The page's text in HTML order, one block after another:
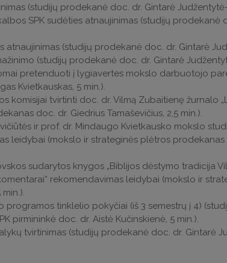
(studijų prodekanė doc. dr. Gintarė
SPK sudėties atnaujinimas (studijų prodekanė
atnaujinimas (studijų prodekanė doc. dr. Gintarė
(studijų prodekanė doc. dr. Gintarė
pretenduoti į lygiavertes mokslo darbuotojo
Kvietkauskas, 5 min.).
komisijai tvirtinti doc. dr. Vilmą Zubaitienę žurnalo
doc. dr. Giedrius Tamaševičius, 2,5 min.).
ir prof. dr. Mindaugo Kvietkausko mokslo
leidybai (mokslo ir strateginės plėtros prodekanas
sudarytos knygos „Biblijos dėstymo tradicija
rekomendavimas leidybai (mokslo ir
programos tinklelio pokyčiai (iš 3 semestrų į 4)
pirmininkė doc. dr. Aistė Kučinskienė, 5 min.).
tvirtinimas (studijų prodekanė doc. dr. Gintarė